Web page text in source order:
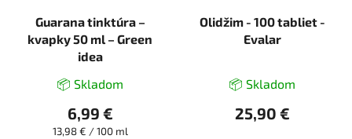
Guarana tinktúra –
kvapky 50 ml – Green
idea
📦 Skladom
6,99 €
Jednotková
13,98 € / 100 ml
Olidžim - 100 tabliet -
Evalar
📦 Skladom
25,90 €